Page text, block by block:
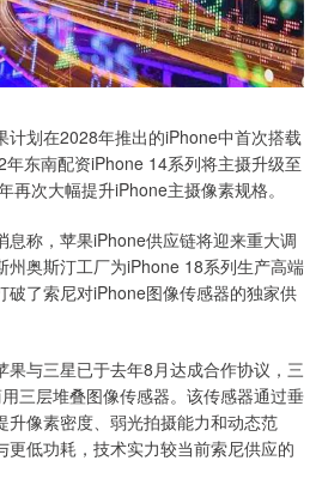
计划在2028年推出的iPhone中首次搭载
东南配资iPhone 14系列将主摄升级至
再次大幅提升iPhone主摄像素规格。
息称，苹果iPhone供应链将迎来重大调
奥斯汀工厂为iPhone 18系列生产高端
破了索尼对iPhone图像传感器的独家供
果与三星已于去年8月达成合作协议，三
三层堆叠图像传感器。该传感器通过垂
升像素密度、弱光拍摄能力和动态范
更低功耗，技术实力较当前索尼供应的